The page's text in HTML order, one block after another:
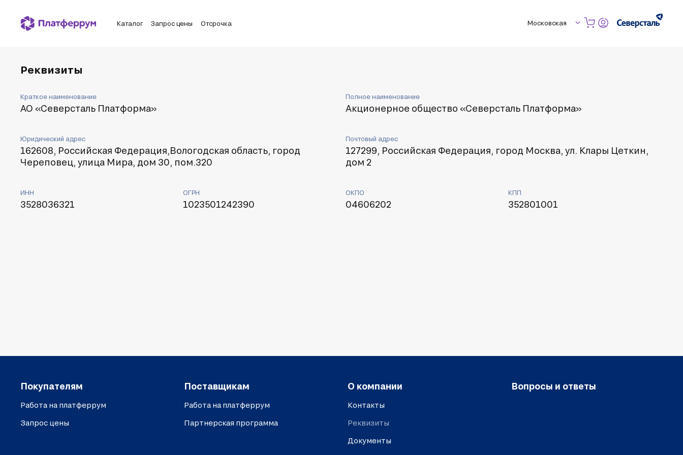
Каталог Запрос цены Отсрочка Московская
Реквизиты
Краткое наименование
АО «Северсталь Платформа»
Полное наименование
Акционерное общество «Северсталь Платформа»
Юридический адрес
162608, Российская Федерация,Вологодская область, город
Череповец, улица Мира, дом 30, пом.320
Почтовый адрес
127299, Российская Федерация, город Москва, ул. Клары Цеткин,
дом 2
ИНН
3528036321
ОГРН
1023501242390
ОКПО
04606202
КПП
352801001
Покупателям
Работа на платферрум
Запрос цены
Поставщикам
Работа на платферрум
Партнерская программа
О компании
Контакты
Реквизиты
Документы
Вопросы и ответы